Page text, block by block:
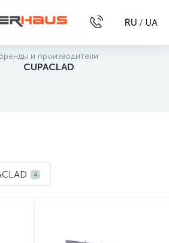
RU / UA
Бренды и производители
CUPACLAD
4